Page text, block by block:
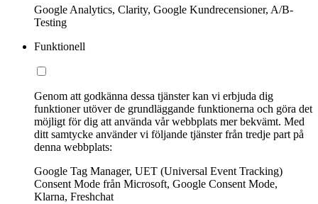
Google Analytics, Clarity, Google Kundrecensioner, A/B-
Testing
Funktionell
Genom att godkänna dessa tjänster kan vi erbjuda dig
funktioner utöver de grundläggande funktionerna och göra det
möjligt för dig att använda vår webbplats mer bekvämt. Med
ditt samtycke använder vi följande tjänster från tredje part på
denna webbplats:
Google Tag Manager, UET (Universal Event Tracking)
Consent Mode från Microsoft, Google Consent Mode,
Klarna, Freshchat